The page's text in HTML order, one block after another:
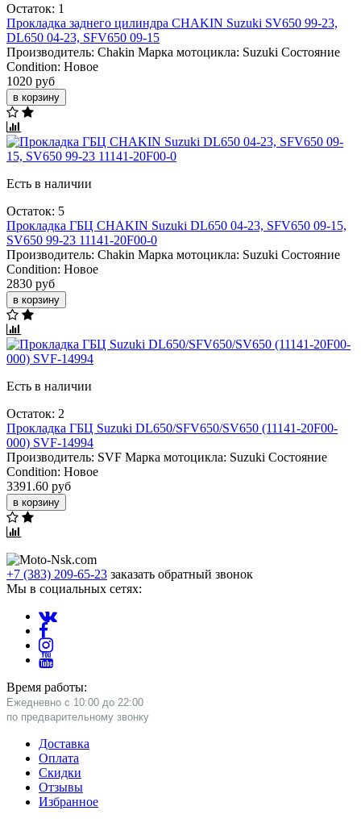
Остаток: 1
Прокладка заднего цилиндра CHAKIN Suzuki SV650 99-23,
DL650 04-23, SFV650 09-15
Производитель: Chakin Марка мотоцикла: Suzuki Состояние
Condition: Новое
1020 руб
в корзину
Есть в наличии
Остаток: 5
Прокладка ГБЦ CHAKIN Suzuki DL650 04-23, SFV650 09-15,
SV650 99-23 11141-20F00-0
Производитель: Chakin Марка мотоцикла: Suzuki Состояние
Condition: Новое
2830 руб
в корзину
Есть в наличии
Остаток: 2
Прокладка ГБЦ Suzuki DL650/SFV650/SV650 (11141-20F00-
000) SVF-14994
Производитель: SVF Марка мотоцикла: Suzuki Состояние
Condition: Новое
3391.60 руб
в корзину
+7 (383) 209-65-23 заказать обратный звонок
Мы в социальных сетях:
Время работы:
Ежедневно с 10:00 до 22:00
​по предварительному звонку
Доставка
Оплата
Скидки
Отзывы
Избранное